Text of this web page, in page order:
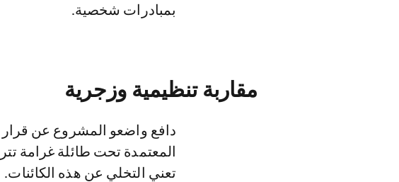
بمبادرات شخصية.
مقاربة تنظيمية وزجرية
دافع واضعو المشروع عن قرار
تعني التخلي عن هذه الكائنات.